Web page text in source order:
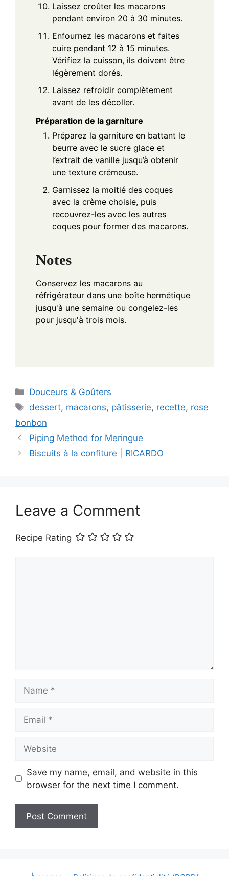
Laissez croûter les macarons
pendant environ 20 à 30 minutes.
Enfournez les macarons et faites
cuire pendant 12 à 15 minutes.
Vérifiez la cuisson, ils doivent être
légèrement dorés.
Laissez refroidir complètement
avant de les décoller.
Préparation de la garniture
Préparez la garniture en battant le
beurre avec le sucre glace et
l’extrait de vanille jusqu’à obtenir
une texture crémeuse.
Garnissez la moitié des coques
avec la crème choisie, puis
recouvrez-les avec les autres
coques pour former des macarons.
Notes
Conservez les macarons au
réfrigérateur dans une boîte hermétique
jusqu'à une semaine ou congelez-les
pour jusqu'à trois mois.
Categories
Douceurs & Goûters
Tags
dessert, macarons, pâtisserie, recette, rose
bonbon
Piping Method for Meringue
Biscuits à la confiture | RICARDO
Leave a Comment
Recipe Rating
Save my name, email, and website in this
browser for the next time I comment.